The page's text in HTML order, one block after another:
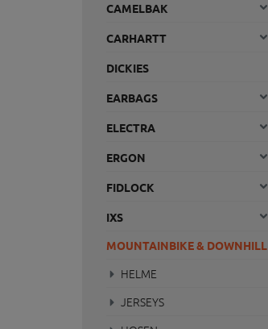
CAMELBAK
CARHARTT
DICKIES
EARBAGS
ELECTRA
ERGON
FIDLOCK
IXS
MOUNTAINBIKE & DOWNHILL
HELME
JERSEYS